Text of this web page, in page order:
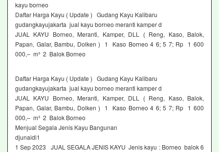
kayu borneo
Daftar Harga Kayu ( Update ) Gudang Kayu Kalibaru
gudangkayujakarta jual kayu borneo meranti kamper d
JUAL KAYU Borneo, Meranti, Kamper, DLL ( Reng, Kaso, Balok,
Papan, Galar, Bambu, Dolken ) 1 Kaso Borneo 4 6; 5 7; Rp 1 600
000,– m³ 2 Balok Borneo
Daftar Harga Kayu ( Update ) Gudang Kayu Kalibaru
gudangkayujakarta jual kayu borneo meranti kamper d
JUAL KAYU Borneo, Meranti, Kamper, DLL ( Reng, Kaso, Balok,
Papan, Galar, Bambu, Dolken ) 1 Kaso Borneo 4 6; 5 7; Rp 1 600
000,– m³ 2 Balok Borneo
Menjual Segala Jenis Kayu Bangunan
djunaidi1
1 Sep 2023 JUAL SEGALA JENIS KAYU Jenis kayu : Borneo balok 6